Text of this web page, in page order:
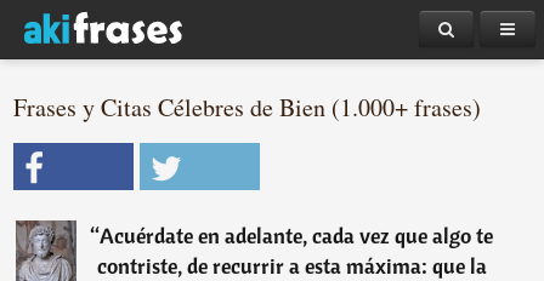
Frases y Citas Célebres de Bien (1.000+ frases)
“Acuérdate en adelante, cada vez que algo te
contriste, de recurrir a esta máxima: que la